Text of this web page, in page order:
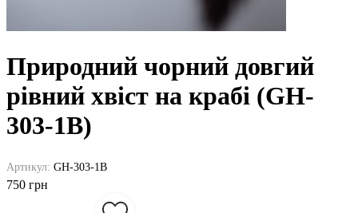
Природний чорний довгий
рівний хвіст на крабі (GH-
303-1B)
Артикул: GH-303-1B
750 грн